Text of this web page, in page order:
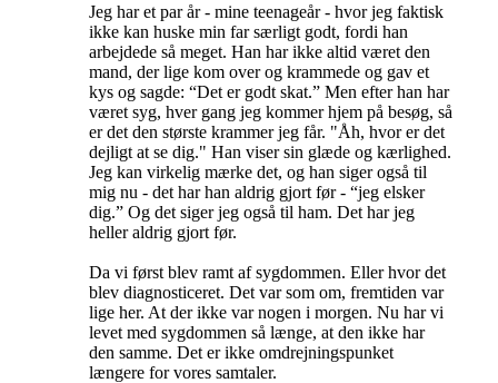
Jeg har et par år - mine teenageår - hvor jeg faktisk
ikke kan huske min far særligt godt, fordi han
arbejdede så meget. Han har ikke altid været den
mand, der lige kom over og krammede og gav et
kys og sagde: “Det er godt skat.” Men efter han har
været syg, hver gang jeg kommer hjem på besøg, så
er det den største krammer jeg får. "Åh, hvor er det
dejligt at se dig." Han viser sin glæde og kærlighed.
Jeg kan virkelig mærke det, og han siger også til
mig nu - det har han aldrig gjort før - “jeg elsker
dig.” Og det siger jeg også til ham. Det har jeg
heller aldrig gjort før.
Da vi først blev ramt af sygdommen. Eller hvor det
blev diagnosticeret. Det var som om, fremtiden var
lige her. At der ikke var nogen i morgen. Nu har vi
levet med sygdommen så længe, at den ikke har
den samme. Det er ikke omdrejningspunket
længere for vores samtaler.